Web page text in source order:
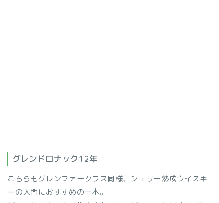
グレンドロナック12年
こちらもグレンファークラス同様、シェリー熟成ウイスキ
ーの入門におすすめの一本。